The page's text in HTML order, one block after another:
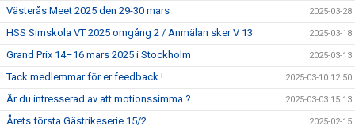
Västerås Meet 2025 den 29-30 mars 2025-03-28
HSS Simskola VT 2025 omgång 2 / Anmälan sker V 13 2025-03-18
Grand Prix 14–16 mars 2025 i Stockholm 2025-03-13
Tack medlemmar för er feedback ! 2025-03-10 12:50
Är du intresserad av att motionssimma ? 2025-03-03 15:13
Årets första Gästrikeserie 15/2 2025-02-15